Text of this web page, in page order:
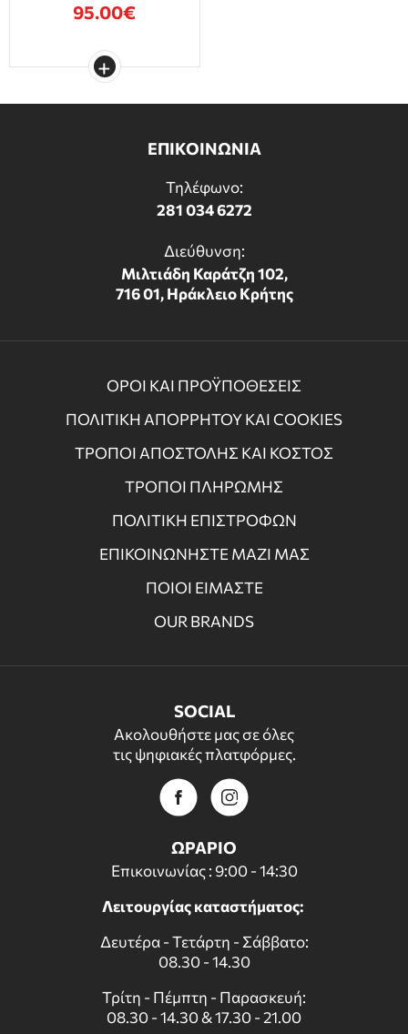
95.00€
ΕΠΙΚΟΙΝΩΝΙΑ
Τηλέφωνο:
281 034 6272
Διεύθυνση:
Μιλτιάδη Καράτζη 102,
716 01, Ηράκλειο Κρήτης
ΟΡΟΙ ΚΑΙ ΠΡΟΫΠΟΘΕΣΕΙΣ
ΠΟΛΙΤΙΚΗ ΑΠΟΡΡΗΤΟΥ ΚΑΙ COOKIES
ΤΡΟΠΟΙ ΑΠΟΣΤΟΛΗΣ ΚΑΙ ΚΟΣΤΟΣ
ΤΡΟΠΟΙ ΠΛΗΡΩΜΗΣ
ΠΟΛΙΤΙΚΗ ΕΠΙΣΤΡΟΦΩΝ
ΕΠΙΚΟΙΝΩΝΗΣΤΕ ΜΑΖΙ ΜΑΣ
ΠΟΙΟΙ ΕΙΜΑΣΤΕ
OUR BRANDS
SOCIAL
Ακολουθήστε μας σε όλες
τις ψηφιακές πλατφόρμες.
ΩΡΑΡΙΟ
Επικοινωνίας : 9:00 - 14:30
Λειτουργίας καταστήματος:
Δευτέρα - Τετάρτη - Σάββατο:
08.30 - 14.30
Τρίτη - Πέμπτη - Παρασκευή:
08.30 - 14.30 & 17.30 - 21.00